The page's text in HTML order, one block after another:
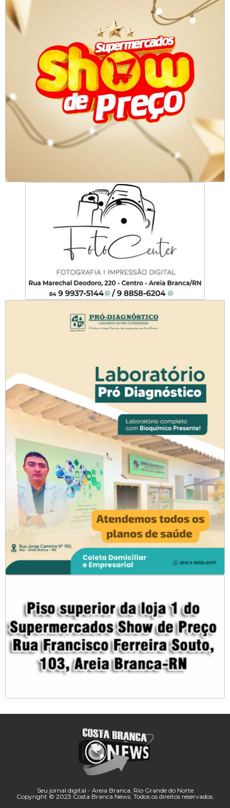
Seu jornal digital - Areia Branca, Rio Grande do Norte
Copyright © 2023 Costa Branca News. Todos os direitos reservados.